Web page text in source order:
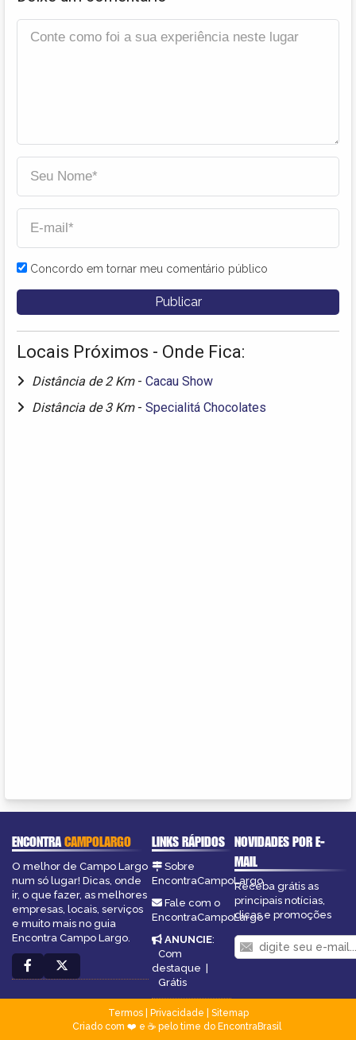
Concordo em tornar meu comentário público
Locais Próximos - Onde Fica:
Distância de 2 Km - Cacau Show
Distância de 3 Km - Specialitá Chocolates
ENCONTRACAMPOLARGO
O melhor de Campo Largo
num só lugar! Dicas, onde
ir, o que fazer, as melhores
empresas, locais, serviços
e muito mais no guia
Encontra Campo Largo.
LINKS RÁPIDOS
Sobre
EncontraCampoLargo
Fale com o
EncontraCampoLargo
ANUNCIE:
Com
destaque |
Grátis
NOVIDADES POR E-
MAIL
Receba grátis as
principais notícias,
dicas e promoções
Termos| Privacidade
Sitemap
Criado com ❤️ e ☕ pelo time do EncontraBrasil